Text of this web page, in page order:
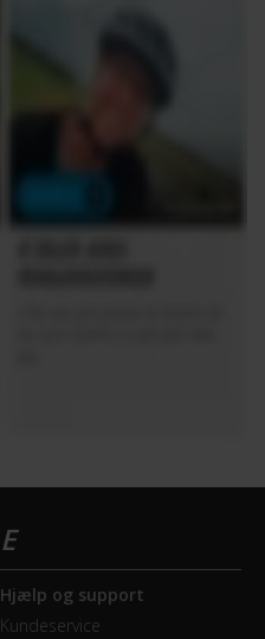
Hjælp og support
Kundeservice